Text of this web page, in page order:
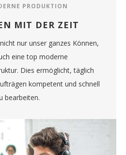
PRODUKTION
MIT DER ZEIT
nur unser ganzes Können,
eine top moderne
Dies ermöglicht, täglich
kompetent und schnell
bearbeiten.